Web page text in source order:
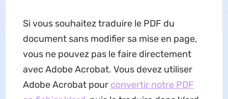
Si vous souhaitez traduire le PDF du
document sans modifier sa mise en page,
vous ne pouvez pas le faire directement
avec Adobe Acrobat. Vous devez utiliser
Adobe Acrobat pour convertir notre PDF